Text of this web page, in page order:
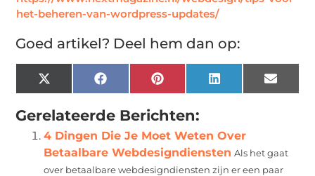
het-beheren-van-wordpress-updates/
Goed artikel? Deel hem dan op:
X
(Twitter)
FacebookPinterest LinkedIn Email
Gerelateerde Berichten:
4 Dingen Die Je Moet Weten Over
Betaalbare Webdesigndiensten Als het gaat
over betaalbare webdesigndiensten zijn er een paar